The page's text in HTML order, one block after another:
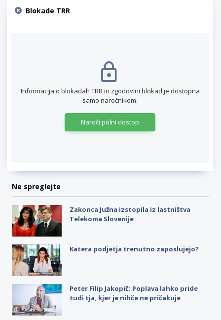
Blokade TRR
Informacija o blokadah TRR in zgodovini blokad je dostopna
samo naročnikom.
Naroči polni dostop
Ne spreglejte
Zakonca Južna izstopila iz lastništva
Telekoma Slovenije
Katera podjetja trenutno zaposlujejo?
Peter Filip Jakopič: Poplava lahko pride
tudi tja, kjer je nihče ne pričakuje